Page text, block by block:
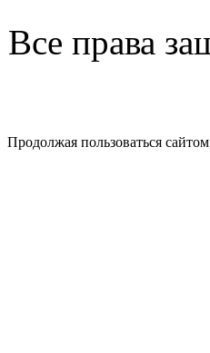
Все права
Продолжая пользоваться